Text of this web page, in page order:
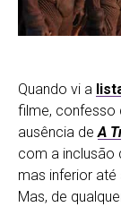
Quando vi a
filme, confesso
ausência deA
com a inclusão
mas inferior
Mas, de